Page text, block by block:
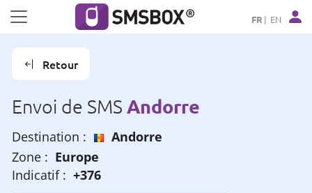
Panneau de gestion des cookies
FR EN
Retour
Envoi de SMS Andorre
Destination :
Andorre
Zone : Europe
Indicatif : +376